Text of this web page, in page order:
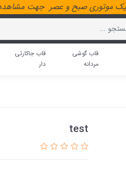
موتوری صبح و عصر جهت مشاهده
قاب گوشی
مردانه
قاب جاکارتی
دار
test